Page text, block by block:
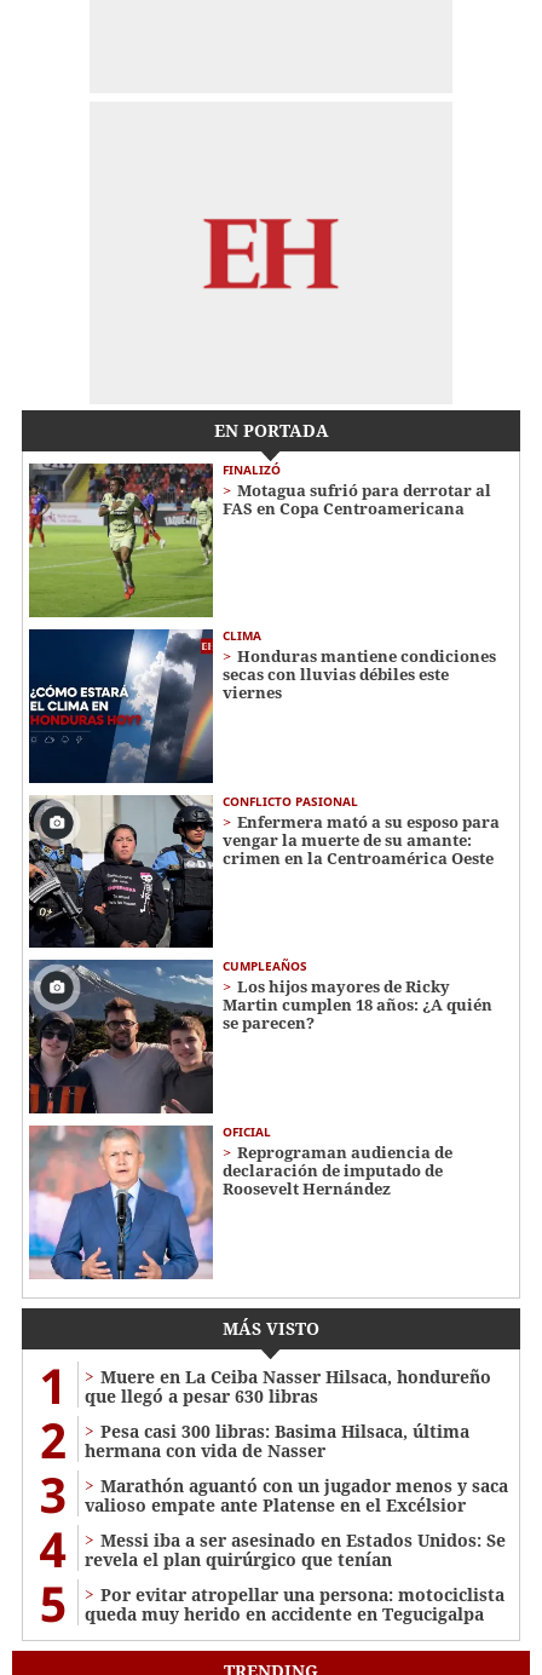
EN PORTADA
FINALIZÓ
Motagua sufrió para derrotar al
FAS en Copa Centroamericana
CLIMA
Honduras mantiene condiciones
secas con lluvias débiles este
viernes
CONFLICTO PASIONAL
Enfermera mató a su esposo para
vengar la muerte de su amante:
crimen en la Centroamérica Oeste
CUMPLEAÑOS
Los hijos mayores de Ricky
Martin cumplen 18 años: ¿A quién
se parecen?
OFICIAL
Reprograman audiencia de
declaración de imputado de
Roosevelt Hernández
MÁS VISTO
1
Muere en La Ceiba Nasser Hilsaca, hondureño
que llegó a pesar 630 libras
2
Pesa casi 300 libras: Basima Hilsaca, última
hermana con vida de Nasser
3
Marathón aguantó con un jugador menos y saca
valioso empate ante Platense en el Excélsior
4
Messi iba a ser asesinado en Estados Unidos: Se
revela el plan quirúrgico que tenían
5
Por evitar atropellar una persona: motociclista
queda muy herido en accidente en Tegucigalpa
TRENDING